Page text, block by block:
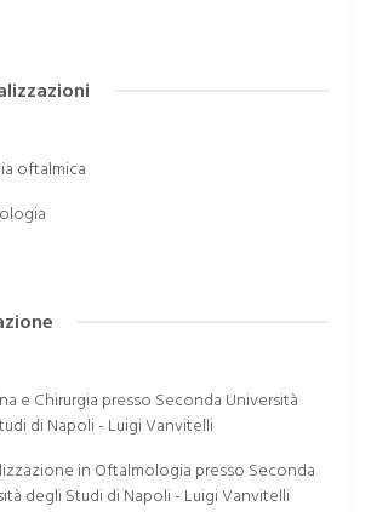
oftalmica
e Chirurgia presso Seconda Università
di Napoli - Luigi Vanvitelli
in Oftalmologia presso Seconda
degli Studi di Napoli - Luigi Vanvitelli